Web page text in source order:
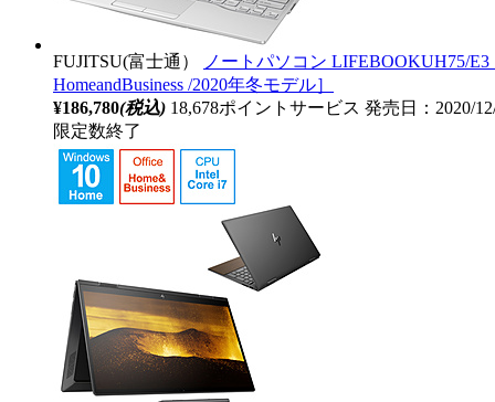
FUJITSU(富士通）
ノートパソコン LIFEBOOKUH75/
HomeandBusiness /2020年冬モデル］
¥186,780(税込) 18,678ポイントサービス 発売日：2020/
限定数終了